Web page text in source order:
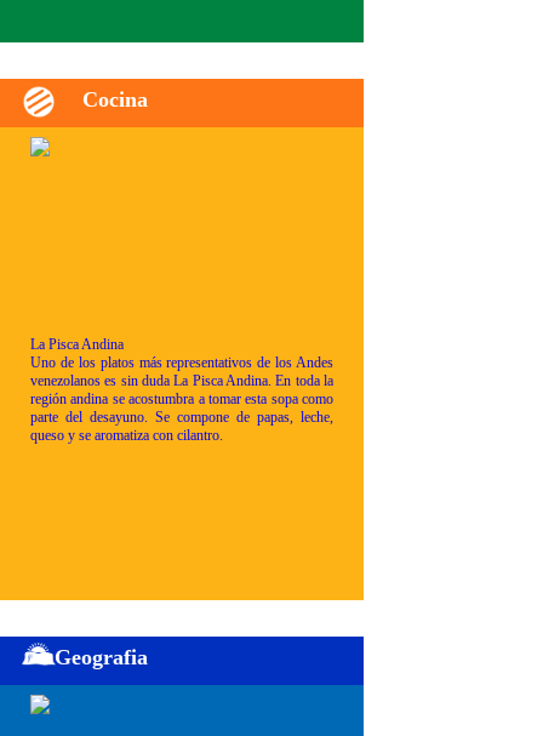
Cocina
La Pisca Andina
Uno de los platos más representativos de los Andes
venezolanos es sin duda La Pisca Andina. En toda la
región andina se acostumbra a tomar esta sopa como
parte del desayuno. Se compone de papas, leche,
queso y se aromatiza con cilantro.
Geografia